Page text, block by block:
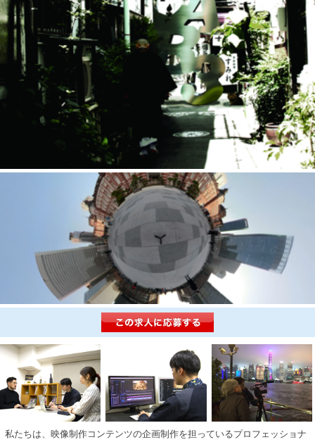
私たちは、映像制作コンテンツの企画制作を担っているプロフェッショナ